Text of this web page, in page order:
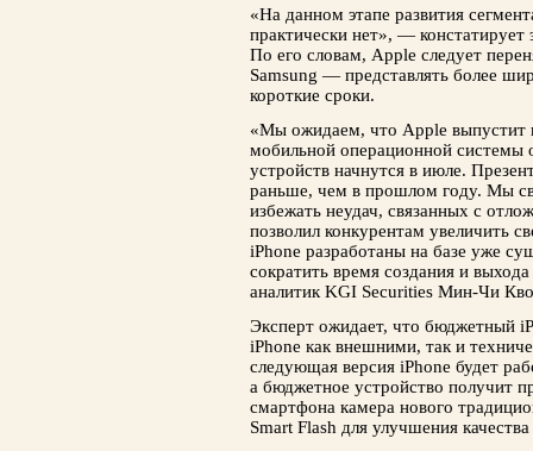
«На данном этапе развития
практически нет», —
По его словам, Apple следует
Samsung — представлять более
короткие сроки.
«Мы ожидаем, что Apple выпустит
мобильной операционной системы
устройств начнутся в июле.
раньше, чем в прошлом году. Мы
избежать неудач, связанных с
позволил конкурентам увеличить
iPhone разработаны на базе уже
сократить время создания и
аналитик KGI Securities Мин-Чи
Эксперт ожидает, что бюджетный
iPhone как внешними, так и
следующая версия iPhone будет
а бюджетное устройство получит
смартфона камера нового
Smart Flash для улучшения